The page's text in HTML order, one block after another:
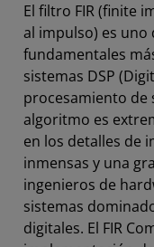
El filtro FIR (finite
al impulso) es uno
fundamentales
sistemas DSP
procesamiento de
algoritmo es
en los detalles de
inmensas y una
ingenieros de
sistemas
digitales. El FIR